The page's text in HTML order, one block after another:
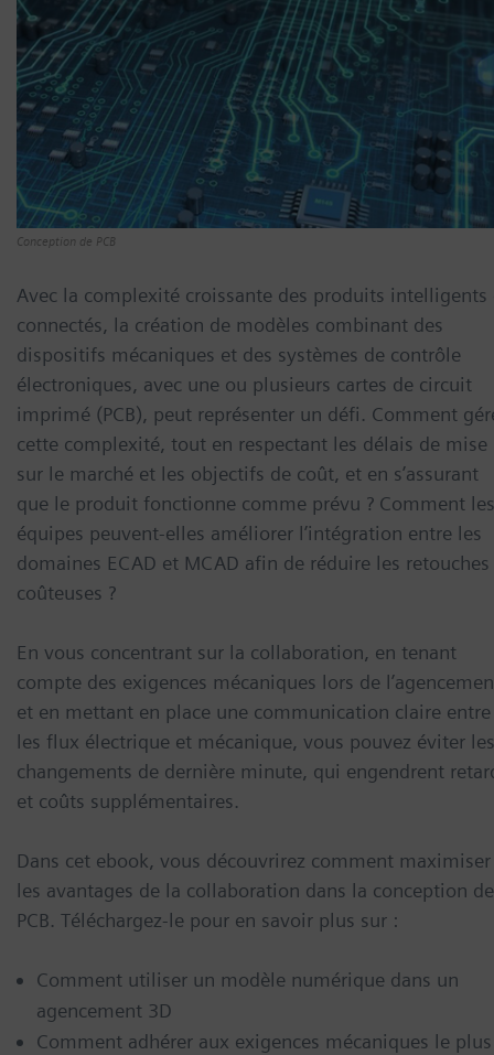
Conception de PCB
Avec la complexité croissante des produits intelligents
connectés, la création de modèles combinant des
dispositifs mécaniques et des systèmes de contrôle
électroniques, avec une ou plusieurs cartes de circuit
imprimé (PCB), peut représenter un défi. Comment
cette complexité, tout en respectant les délais de mise
sur le marché et les objectifs de coût, et en s’assurant
que le produit fonctionne comme prévu ? Comment les
équipes peuvent-elles améliorer l’intégration entre les
domaines ECAD et MCAD afin de réduire les retouches
coûteuses ?
En vous concentrant sur la collaboration, en tenant
compte des exigences mécaniques lors de
et en mettant en place une communication claire entre
les flux électrique et mécanique, vous pouvez éviter les
changements de dernière minute, qui engendrent
et coûts supplémentaires.
Dans cet ebook, vous découvrirez comment maximiser
les avantages de la collaboration dans la conception
PCB. Téléchargez-le pour en savoir plus sur :
Comment utiliser un modèle numérique dans un
agencement 3D
Comment adhérer aux exigences mécaniques le plus